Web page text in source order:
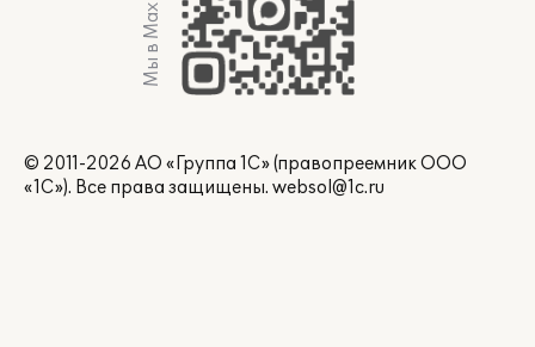
Мы в Max
© 2011-2026 АО «Группа 1С» (правопреемник ООО
«1С»). Все права защищены. websol@1c.ru